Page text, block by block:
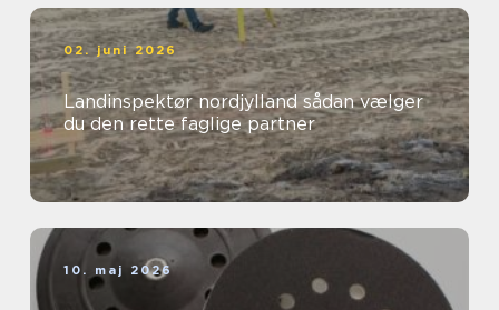
02. juni 2026
Landinspektør nordjylland sådan vælger
du den rette faglige partner
10. maj 2026